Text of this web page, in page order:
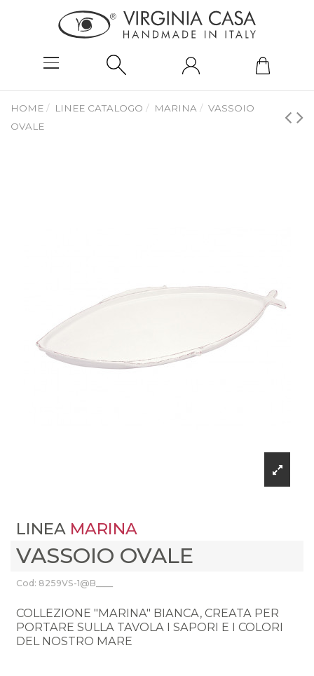
HOME LINEE CATALOGO MARINA
VASSOIO
OVALE
LINEA MARINA
VASSOIO OVALE
Cod: 8259VS-1@B____
COLLEZIONE "MARINA" BIANCA, CREATA PER
PORTARE SULLA TAVOLA I SAPORI E I COLORI
DEL NOSTRO MARE